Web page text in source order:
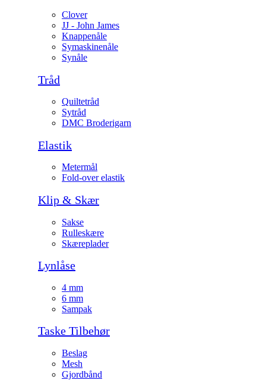
Clover
JJ - John James
Knappenåle
Symaskinenåle
Synåle
Tråd
Quiltetråd
Sytråd
DMC Broderigarn
Elastik
Metermål
Fold-over elastik
Klip & Skær
Sakse
Rulleskære
Skæreplader
Lynlåse
4 mm
6 mm
Sampak
Taske Tilbehør
Beslag
Mesh
Gjordbånd